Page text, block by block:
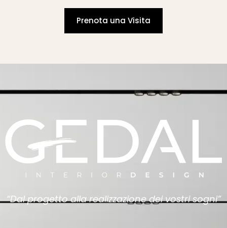
Prenota una Visita
“Dal progetto alla realizzazione dei vostri sogni”